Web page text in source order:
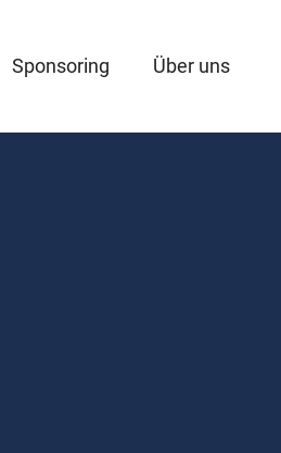
Sponsoring Über uns